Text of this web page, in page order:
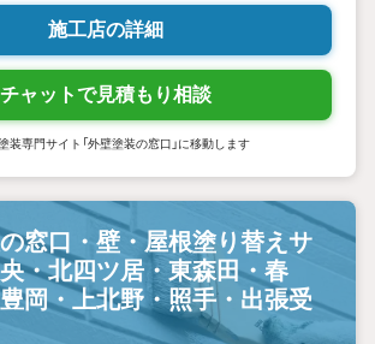
施工店の詳細
チャットで見積もり相談
装専門サイト「外壁塗装の窓口」に移動します
窓口・壁・屋根塗り替えサ
・北四ツ居・東森田・春
岡・上北野・照手・出張受